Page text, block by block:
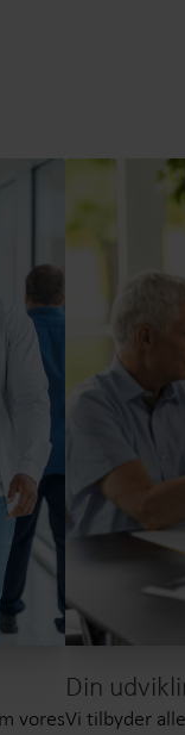
vores
Din
Vi tilbyder